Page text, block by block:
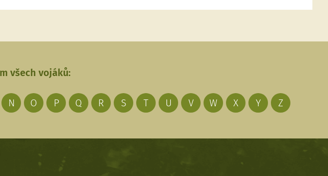
všech vojáků:
N O P Q R S T U V W X Y Z